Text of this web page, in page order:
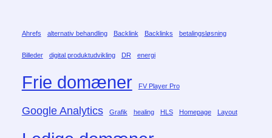
Ahrefs alternativ behandling Backlink Backlinks betalingsløsning
Billeder digital produktudvikling DR energi
Frie domæner FV Player Pro
Google Analytics Grafik healing HLS Homepage Layout